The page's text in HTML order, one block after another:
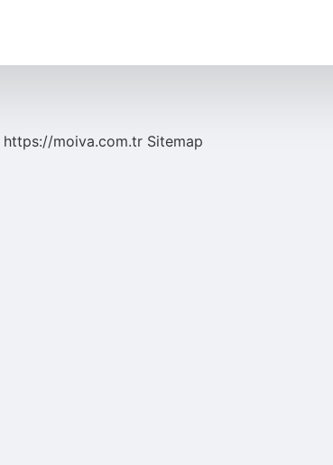
https://moiva.com.tr Sitemap